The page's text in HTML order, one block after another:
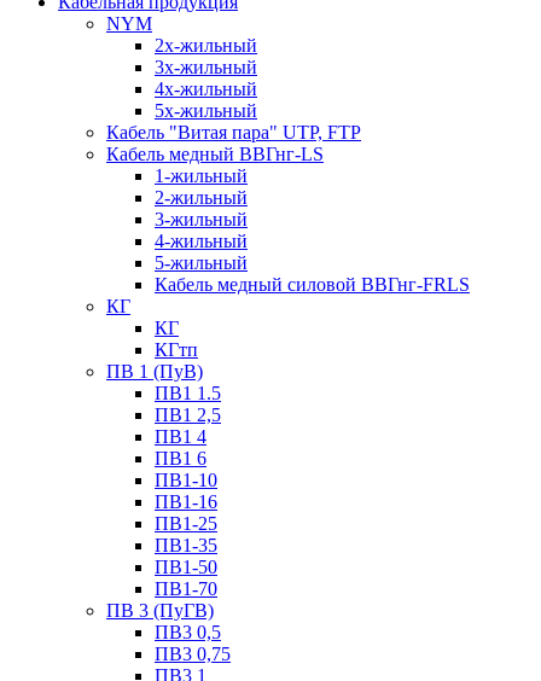
NYM
2х-жильный
3х-жильный
4х-жильный
5х-жильный
Кабель "Витая пара" UTP, FTP
Кабель медный ВВГнг-LS
1-жильный
2-жильный
3-жильный
4-жильный
5-жильный
Кабель медный силовой ВВГнг-FRLS
КГ
КГ
КГтп
ПВ 1 (ПуВ)
ПВ1 1.5
ПВ1 2,5
ПВ1 4
ПВ1 6
ПВ1-10
ПВ1-16
ПВ1-25
ПВ1-35
ПВ1-50
ПВ1-70
ПВ 3 (ПуГВ)
ПВ3 0,5
ПВ3 0,75
ПВ3 1